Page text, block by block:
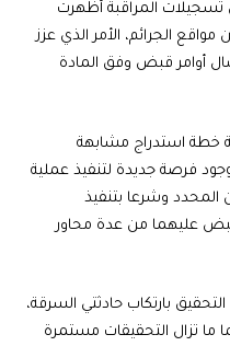
تسجيلات المراقبة أظهرت
الجرائم، الأمر الذي عزز
أوامر قبض وفق المادة
خطة استدراج مشابهة
فرصة جديدة لتنفيذ عملية
وشرعا بتنفيذ
عليهما من عدة محاور
بارتكاب حادثتي السرقة،
ما تزال التحقيقات مستمرة